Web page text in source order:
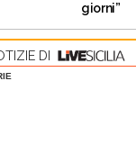
giorni”
DI